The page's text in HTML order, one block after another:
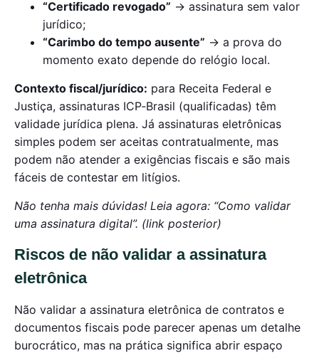
“Certificado revogado” → assinatura sem valor
jurídico;
“Carimbo do tempo ausente” → a prova do
momento exato depende do relógio local.
Contexto fiscal/jurídico: para Receita Federal e
Justiça, assinaturas ICP‑Brasil (qualificadas) têm
validade jurídica plena. Já assinaturas eletrônicas
simples podem ser aceitas contratualmente, mas
podem não atender a exigências fiscais e são mais
fáceis de contestar em litígios.
Não tenha mais dúvidas! Leia agora: “Como validar
uma assinatura digital”. (link posterior)
Riscos de não validar a assinatura
eletrônica
Não validar a assinatura eletrônica de contratos e
documentos fiscais pode parecer apenas um detalhe
burocrático, mas na prática significa abrir espaço